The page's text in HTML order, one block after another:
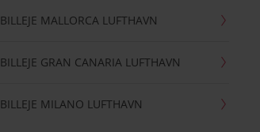
BILLEJE MALLORCA LUFTHAVN
BILLEJE GRAN CANARIA LUFTHAVN
BILLEJE MILANO LUFTHAVN